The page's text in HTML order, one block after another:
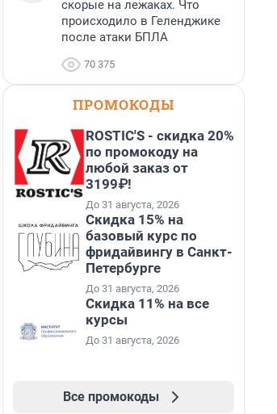
скорые на лежаках. Что
происходило в Геленджике
после атаки БПЛА
70 375
ПРОМОКОДЫ
ROSTIC'S - скидка 20%
по промокоду на
любой заказ от
3199₽!
До 31 августа, 2026
Скидка 15% на
базовый курс по
фридайвингу в Санкт-
Петербурге
До 31 августа, 2026
Скидка 11% на все
курсы
До 31 августа, 2026
Все промокоды